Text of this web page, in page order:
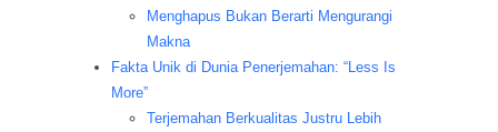
Menghapus Bukan Berarti Mengurangi
Makna
Fakta Unik di Dunia Penerjemahan: “Less Is
More”
Terjemahan Berkualitas Justru Lebih